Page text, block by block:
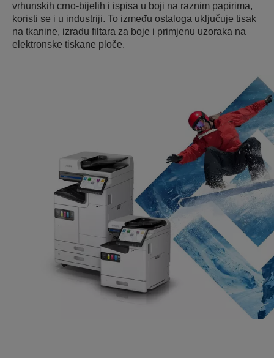
vrhunskih crno-bijelih i ispisa u boji na raznim papirima,
koristi se i u industriji. To između ostaloga uključuje tisak
na tkanine, izradu filtara za boje i primjenu uzoraka na
elektronske tiskane ploče.